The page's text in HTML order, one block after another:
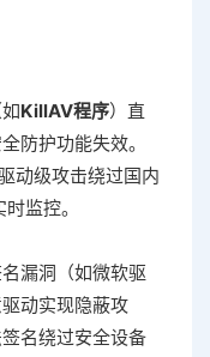
KillAV程序‌）直
防护功能失效。
动级攻击绕过国内
监控‌。
漏洞（如微软驱
动实现隐蔽攻
名绕过安全设备